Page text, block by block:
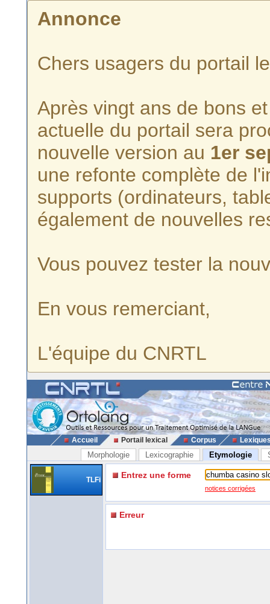
Annonce
Chers usagers du portail
Après vingt ans de bons
actuelle du portail sera
nouvelle version au 1er
une refonte complète de
supports (ordinateurs,
également de nouvelles
Vous pouvez tester la
En vous remerciant,
L'équipe du CNRTL
Accueil Portail lexical Corpus
Morphologie Lexicographie Etymologie
TLFi Entrez une forme
notices corrigées
Erreur